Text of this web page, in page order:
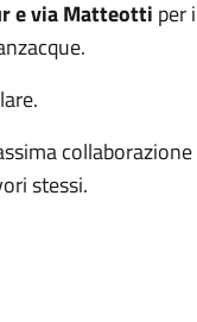
e via Matteotti per
stessi.